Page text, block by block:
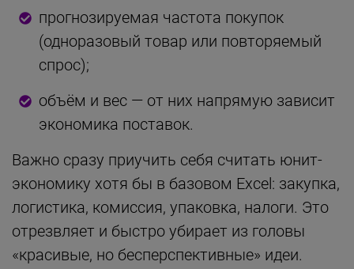
прогнозируемая частота покупок
(одноразовый товар или повторяемый
спрос);
объём и вес — от них напрямую зависит
экономика поставок.
Важно сразу приучить себя считать юнит-
экономику хотя бы в базовом Excel: закупка,
логистика, комиссия, упаковка, налоги. Это
отрезвляет и быстро убирает из головы
«красивые, но бесперспективные» идеи.